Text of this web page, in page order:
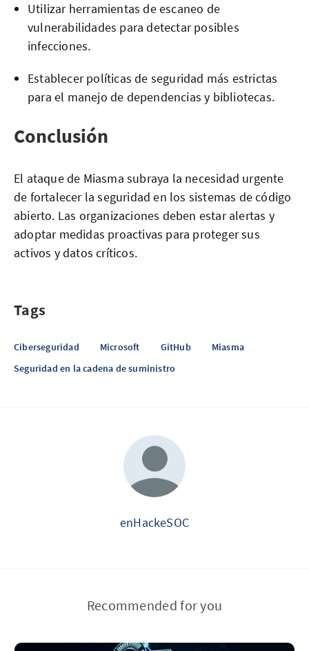
Utilizar herramientas de escaneo de
vulnerabilidades para detectar posibles
infecciones.
Establecer políticas de seguridad más estrictas
para el manejo de dependencias y bibliotecas.
Conclusión
El ataque de Miasma subraya la necesidad urgente
de fortalecer la seguridad en los sistemas de código
abierto. Las organizaciones deben estar alertas y
adoptar medidas proactivas para proteger sus
activos y datos críticos.
Tags
Ciberseguridad Microsoft GitHub
Miasma
Seguridad en la cadena de suministro
enHackeSOC
Recommended for you